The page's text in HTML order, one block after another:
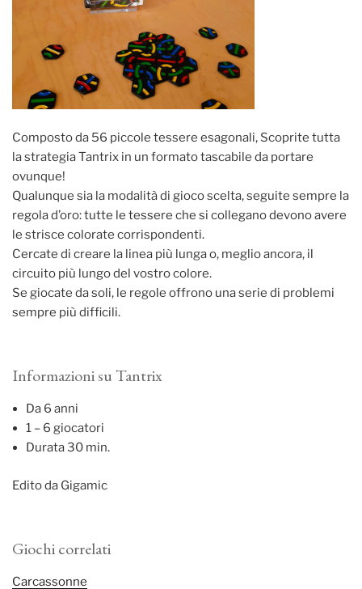
Composto da 56 piccole tessere esagonali, Scoprite tutta
la strategia Tantrix in un formato tascabile da portare
ovunque!
Qualunque sia la modalità di gioco scelta, seguite sempre la
regola d’oro: tutte le tessere che si collegano devono avere
le strisce colorate corrispondenti.
Cercate di creare la linea più lunga o, meglio ancora, il
circuito più lungo del vostro colore.
Se giocate da soli, le regole offrono una serie di problemi
sempre più difficili.
Informazioni su Tantrix
Da 6 anni
1 – 6 giocatori
Durata 30 min.
Edito da Gigamic
Giochi correlati
Carcassonne